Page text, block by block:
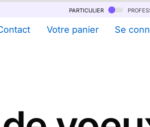
particulier
Votre panier Se